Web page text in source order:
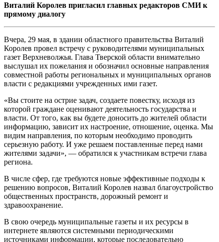
Виталий Королев пригласил главных редакторов СМИ к
прямому диалогу
Вчера, 29 мая, в здании областного правительства Виталий
Королев провел встречу с руководителями муниципальных
газет Верхневолжья. Глава Тверской области внимательно
выслушал их пожелания и обозначил основные направления
совместной работы региональных и муниципальных органов
власти с редакциями учрежденных ими газет.
«Вы стоите на острие задач, создаете повестку, исходя из
которой граждане оценивают деятельность государства и
власти. От того, как вы будете доносить до жителей области
информацию, зависит их настроение, отношение, оценка. Мы
видим направления, по которым необходимо проводить
серьезную работу. И уже решаем поставленные перед нами
жителями задачи», — обратился к участникам встречи глава
региона.
В числе сфер, где требуются новые эффективные подходы к
решению вопросов, Виталий Королев назвал благоустройство
общественных пространств, дорожный ремонт и
здравоохранение.
В свою очередь муниципальные газеты и их ресурсы в
интернете являются системными периодическими
источниками информации, которые последовательно